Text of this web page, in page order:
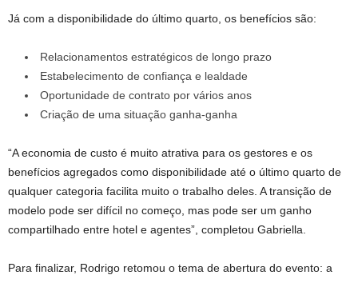
Já com a disponibilidade do último quarto, os benefícios são:
Relacionamentos estratégicos de longo prazo
Estabelecimento de confiança e lealdade
Oportunidade de contrato por vários anos
Criação de uma situação ganha-ganha
“A economia de custo é muito atrativa para os gestores e os
benefícios agregados como disponibilidade até o último quarto de
qualquer categoria facilita muito o trabalho deles. A transição de
modelo pode ser difícil no começo, mas pode ser um ganho
compartilhado entre hotel e agentes”, completou Gabriella.
Para finalizar, Rodrigo retomou o tema de abertura do evento: a